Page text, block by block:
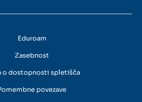
Eduroam
Zasebnost
o dostopnosti spletišča
povezave